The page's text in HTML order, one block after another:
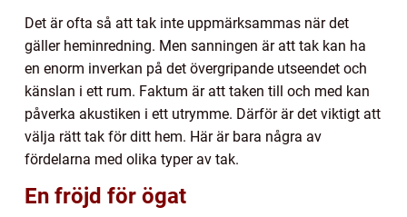
Det är ofta så att tak inte uppmärksammas när det
gäller heminredning. Men sanningen är att tak kan ha
en enorm inverkan på det övergripande utseendet och
känslan i ett rum. Faktum är att taken till och med kan
påverka akustiken i ett utrymme. Därför är det viktigt att
välja rätt tak för ditt hem. Här är bara några av
fördelarna med olika typer av tak.
En fröjd för ögat